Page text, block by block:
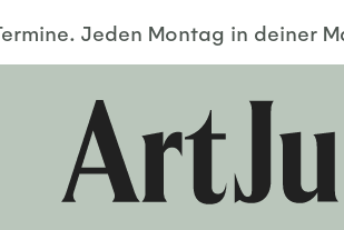
Jeden Montag in deiner